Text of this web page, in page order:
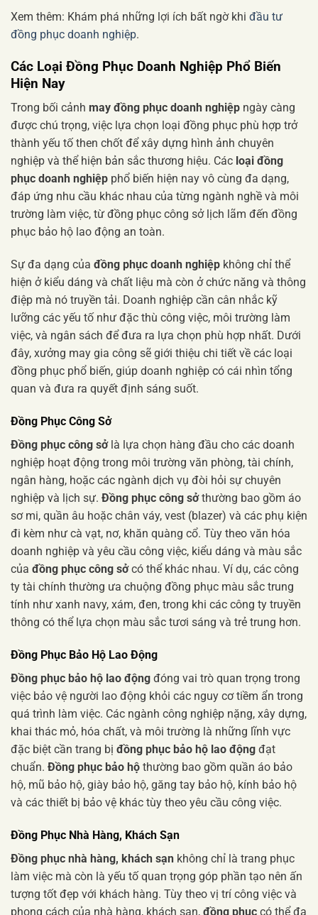
Xem thêm: Khám phá những lợi ích bất ngờ khi đầu tư
đồng phục doanh nghiệp.
Các Loại Đồng Phục Doanh Nghiệp Phổ Biến
Hiện Nay
Trong bối cảnh may đồng phục doanh nghiệp ngày càng
được chú trọng, việc lựa chọn loại đồng phục phù hợp trở
thành yếu tố then chốt để xây dựng hình ảnh chuyên
nghiệp và thể hiện bản sắc thương hiệu. Các loại đồng
phục doanh nghiệp phổ biến hiện nay vô cùng đa dạng,
đáp ứng nhu cầu khác nhau của từng ngành nghề và môi
trường làm việc, từ đồng phục công sở lịch lãm đến đồng
phục bảo hộ lao động an toàn.
Sự đa dạng của đồng phục doanh nghiệp không chỉ thể
hiện ở kiểu dáng và chất liệu mà còn ở chức năng và thông
điệp mà nó truyền tải. Doanh nghiệp cần cân nhắc kỹ
lưỡng các yếu tố như đặc thù công việc, môi trường làm
việc, và ngân sách để đưa ra lựa chọn phù hợp nhất. Dưới
đây, xưởng may gia công sẽ giới thiệu chi tiết về các loại
đồng phục phổ biến, giúp doanh nghiệp có cái nhìn tổng
quan và đưa ra quyết định sáng suốt.
Đồng Phục Công Sở
Đồng phục công sởlà lựa chọn hàng đầu cho các doanh
nghiệp hoạt động trong môi trường văn phòng, tài chính,
ngân hàng, hoặc các ngành dịch vụ đòi hỏi sự chuyên
nghiệp và lịch sự. Đồng phục công sởthường bao gồm áo
sơ mi, quần âu hoặc chân váy, vest (blazer) và các phụ kiện
đi kèm như cà vạt, nơ, khăn quàng cổ. Tùy theo văn hóa
doanh nghiệp và yêu cầu công việc, kiểu dáng và màu sắc
của đồng phục công sởcó thể khác nhau. Ví dụ, các công
ty tài chính thường ưa chuộng đồng phục màu sắc trung
tính như xanh navy, xám, đen, trong khi các công ty truyền
thông có thể lựa chọn màu sắc tươi sáng và trẻ trung hơn.
Đồng Phục Bảo Hộ Lao Động
Đồng phục bảo hộ lao động đóng vai trò quan trọng trong
việc bảo vệ người lao động khỏi các nguy cơ tiềm ẩn trong
quá trình làm việc. Các ngành công nghiệp nặng, xây dựng,
khai thác mỏ, hóa chất, và môi trường là những lĩnh vực
đặc biệt cần trang bị đồng phục bảo hộ lao động đạt
chuẩn. Đồng phục bảo hộ thường bao gồm quần áo bảo
hộ, mũ bảo hộ, giày bảo hộ, găng tay bảo hộ, kính bảo hộ
và các thiết bị bảo vệ khác tùy theo yêu cầu công việc.
Đồng Phục Nhà Hàng, Khách Sạn
Đồng phục nhà hàng, khách sạn không chỉ là trang phục
làm việc mà còn là yếu tố quan trọng góp phần tạo nên ấn
tượng tốt đẹp với khách hàng. Tùy theo vị trí công việc và
phong cách của nhà hàng, khách sạn, đồng phục có thể đa